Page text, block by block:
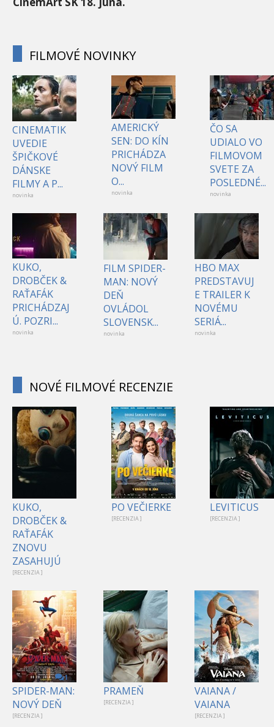
FILMOVÉ NOVINKY
CINEMATIK
UVEDIE
ŠPIČKOVÉ
DÁNSKE
FILMY A P...
novinka
AMERICKÝ
SEN: DO KÍN
PRICHÁDZA
NOVÝ FILM
O...
novinka
ČO SA
UDIALO VO
FILMOVOM
SVETE ZA
POSLEDNÉ...
novinka
KUKO,
DROBČEK &
RAŤAFÁK
PRICHÁDZAJ
Ú. POZRI...
novinka
FILM SPIDER-
MAN: NOVÝ
DEŇ
OVLÁDOL
SLOVENSK...
novinka
HBO MAX
PREDSTAVUJ
E TRAILER K
NOVÉMU
SERIÁ...
novinka
NOVÉ FILMOVÉ RECENZIE
KUKO,
DROBČEK &
RAŤAFÁK
ZNOVU
ZASAHUJÚ
[RECENZIA ]
PO VEČIERKE
[RECENZIA ]
LEVITICUS
[RECENZIA ]
1
SPIDER-MAN:
NOVÝ DEŇ
[RECENZIA ]
PRAMEŇ
[RECENZIA ]
VAIANA /
VAIANA
[RECENZIA ]